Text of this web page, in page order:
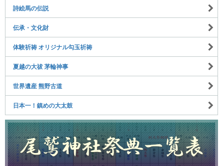
詩絵馬の伝説
伝承・文化財
体験祈祷 オリジナル勾玉祈祷
夏越の大祓 茅輪神事
世界遺産 熊野古道
日本一！鎮めの大太鼓